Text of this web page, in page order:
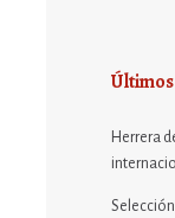
Herrera